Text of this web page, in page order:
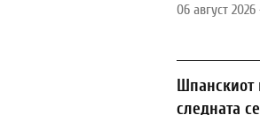
06 август 2026
Шпанскиот
следната